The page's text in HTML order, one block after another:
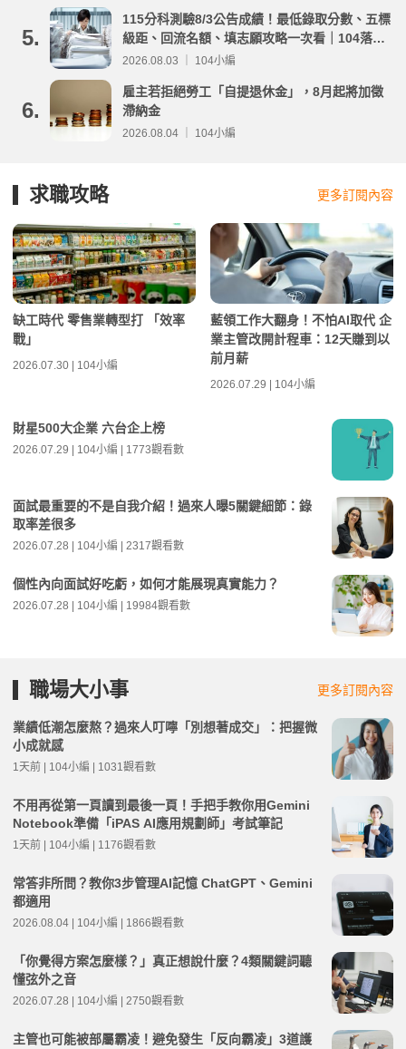
5.
115分科測驗8/3公告成績！最低錄取分數、五標
級距、回流名額、填志願攻略一次看｜104落點
分析
2026.08.03 ｜ 104小編
6.
雇主若拒絕勞工「自提退休金」，8月起將加徵
滯納金
2026.08.04 ｜ 104小編
求職攻略 更多訂閱內容
缺工時代 零售業轉型打 「效率
戰」
2026.07.30 | 104小編
藍領工作大翻身！不怕AI取代 企
業主管改開計程車：12天賺到以
前月薪
2026.07.29 | 104小編
財星500大企業 六台企上榜
2026.07.29 | 104小編 | 1773觀看數
面試最重要的不是自我介紹！過來人曝5關鍵細節：錄
取率差很多
2026.07.28 | 104小編 | 2317觀看數
個性內向面試好吃虧，如何才能展現真實能力？
2026.07.28 | 104小編 | 19984觀看數
職場大小事 更多訂閱內容
業績低潮怎麼熬？過來人叮嚀「別想著成交」：把握微
小成就感
1天前 | 104小編 | 1031觀看數
不用再從第一頁讀到最後一頁！手把手教你用Gemini
Notebook準備「iPAS AI應用規劃師」考試筆記
1天前 | 104小編 | 1176觀看數
常答非所問？教你3步管理AI記憶 ChatGPT、Gemini
都適用
2026.08.04 | 104小編 | 1866觀看數
「你覺得方案怎麼樣？」真正想說什麼？4類關鍵詞聽
懂弦外之音
2026.07.28 | 104小編 | 2750觀看數
主管也可能被部屬霸凌！避免發生「反向霸凌」3道護